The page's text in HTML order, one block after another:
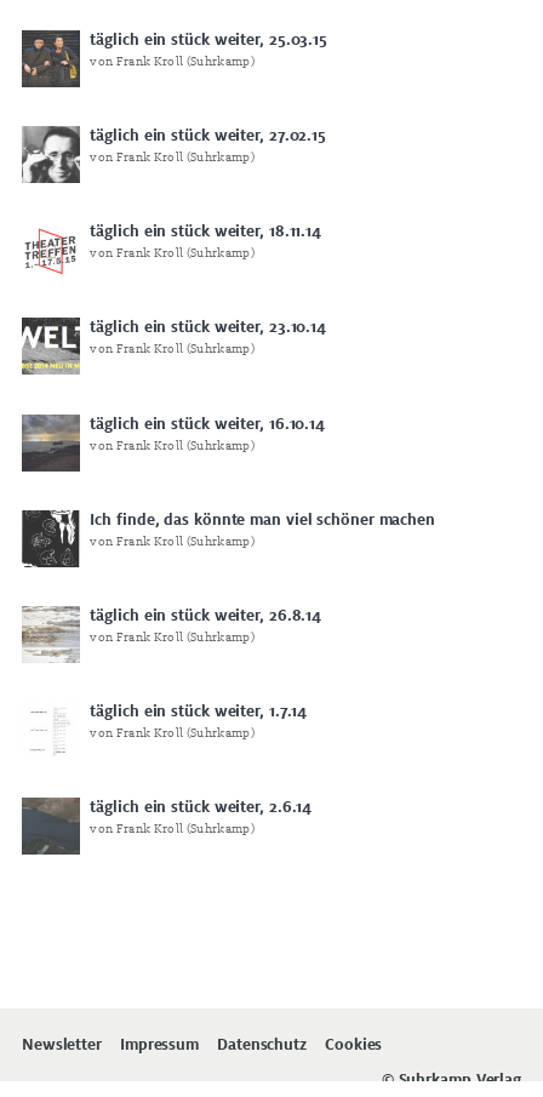
täglich ein stück weiter, 25.03.15
von Frank Kroll (Suhrkamp)
täglich ein stück weiter, 27.02.15
von Frank Kroll (Suhrkamp)
täglich ein stück weiter, 18.11.14
von Frank Kroll (Suhrkamp)
täglich ein stück weiter, 23.10.14
von Frank Kroll (Suhrkamp)
täglich ein stück weiter, 16.10.14
von Frank Kroll (Suhrkamp)
Ich finde, das könnte man viel schöner machen
von Frank Kroll (Suhrkamp)
täglich ein stück weiter, 26.8.14
von Frank Kroll (Suhrkamp)
täglich ein stück weiter, 1.7.14
von Frank Kroll (Suhrkamp)
täglich ein stück weiter, 2.6.14
von Frank Kroll (Suhrkamp)
Newsletter Impressum Datenschutz
Cookies
© Suhrkamp Verlag